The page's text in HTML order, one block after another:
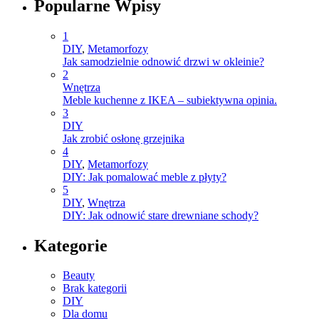
Popularne Wpisy
1
DIY, Metamorfozy
Jak samodzielnie odnowić drzwi w okleinie?
2
Wnętrza
Meble kuchenne z IKEA – subiektywna opinia.
3
DIY
Jak zrobić osłonę grzejnika
4
DIY, Metamorfozy
DIY: Jak pomalować meble z płyty?
5
DIY, Wnętrza
DIY: Jak odnowić stare drewniane schody?
Kategorie
Beauty
Brak kategorii
DIY
Dla domu